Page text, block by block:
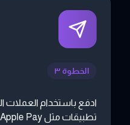
الخطوة ٣
ادفع باستخدام العملات